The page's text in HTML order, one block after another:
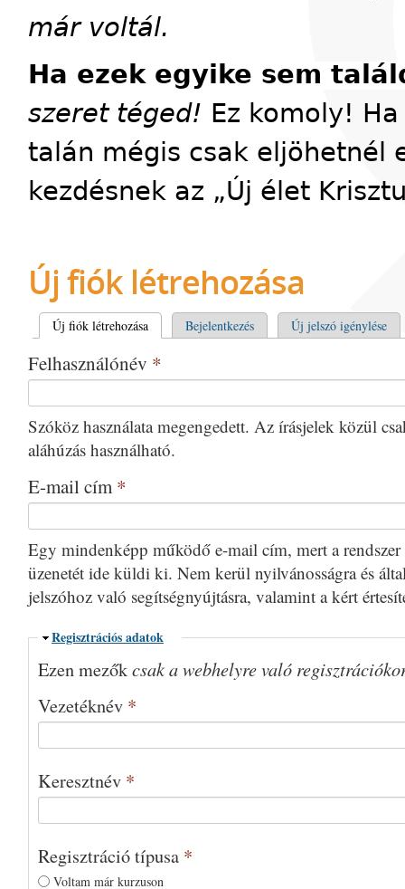
már voltál.
Ha ezek egyike sem
szeret téged! Ez komoly!
talán mégis csak eljöhetnél
kezdésnek az „Új élet
Új fiók létrehozása
Elsődleges fülek
Új fiók létrehozása(aktív fül)Bejelentkezés Új jelszó igénylése
Felhasználónév *
Szóköz használata megengedett. Az írásjelek közül
aláhúzás használható.
E-mail cím *
Egy mindenképp működő e-mail cím, mert a rendszer
üzenetét ide küldi ki. Nem kerül nyilvánosságra és
jelszóhoz való segítségnyújtásra, valamint a kért
Elrejtés
Regisztrációs adatok
Ezen mezőkcsak a webhelyre való
Vezetéknév *
Keresztnév *
Regisztráció típusa *
Voltam már kurzuson